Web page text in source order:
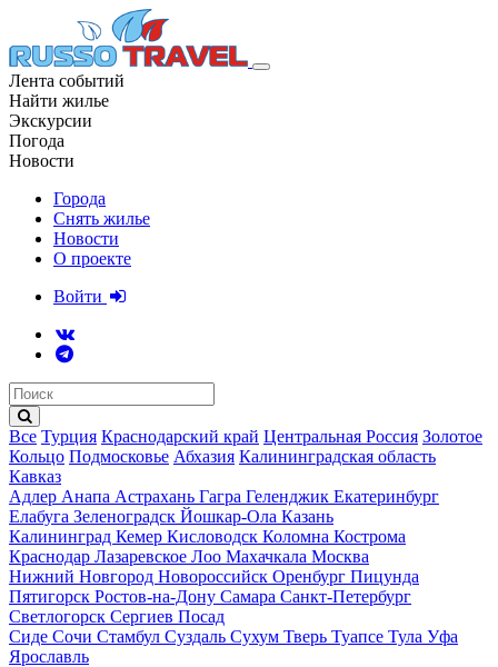
Лента событий
Найти жилье
Экскурсии
Погода
Новости
Города
Снять жилье
Новости
О проекте
Войти
Все Турция Краснодарский край Центральная Россия Золотое
Кольцо Подмосковье Абхазия Калининградская область
Кавказ
Адлер Анапа Астрахань Гагра Геленджик Екатеринбург
Елабуга Зеленоградск Йошкар-Ола Казань
Калининград Кемер Кисловодск Коломна Кострома
Краснодар Лазаревское Лоо Махачкала Москва
Нижний Новгород Новороссийск Оренбург Пицунда
Пятигорск Ростов-на-Дону Самара Санкт-Петербург
Светлогорск Сергиев Посад
Сиде Сочи Стамбул Суздаль Сухум Тверь Туапсе Тула Уфа
Ярославль